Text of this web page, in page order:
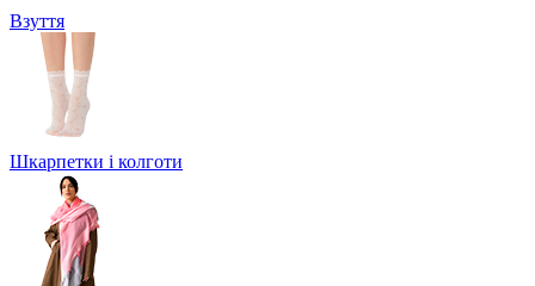
Взуття
Шкарпетки і колготи